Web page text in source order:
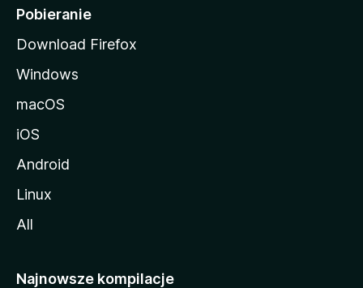
iPobieranie
Download Firefox
Windows
macOS
iOS
Android
Linux
All
Najnowsze kompilacje